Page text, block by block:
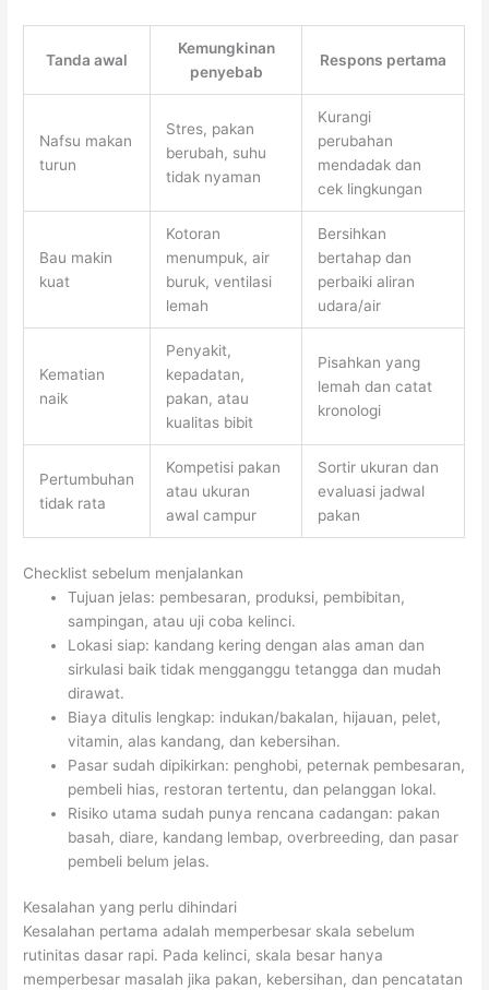
Tanda awal
Kemungkinan
penyebab
Respons pertama
Nafsu makan
turun
Stres, pakan
berubah, suhu
tidak nyaman
Kurangi
perubahan
mendadak dan
cek lingkungan
Bau makin
kuat
Kotoran
menumpuk, air
buruk, ventilasi
lemah
Bersihkan
bertahap dan
perbaiki aliran
udara/air
Kematian
naik
Penyakit,
kepadatan,
pakan, atau
kualitas bibit
Pisahkan yang
lemah dan catat
kronologi
Pertumbuhan
tidak rata
Kompetisi pakan
atau ukuran
awal campur
Sortir ukuran dan
evaluasi jadwal
pakan
Checklist sebelum menjalankan
Tujuan jelas: pembesaran, produksi, pembibitan,
sampingan, atau uji coba kelinci.
Lokasi siap: kandang kering dengan alas aman dan
sirkulasi baik tidak mengganggu tetangga dan mudah
dirawat.
Biaya ditulis lengkap: indukan/bakalan, hijauan, pelet,
vitamin, alas kandang, dan kebersihan.
Pasar sudah dipikirkan: penghobi, peternak pembesaran,
pembeli hias, restoran tertentu, dan pelanggan lokal.
Risiko utama sudah punya rencana cadangan: pakan
basah, diare, kandang lembap, overbreeding, dan pasar
pembeli belum jelas.
Kesalahan yang perlu dihindari
Kesalahan pertama adalah memperbesar skala sebelum
rutinitas dasar rapi. Pada kelinci, skala besar hanya
memperbesar masalah jika pakan, kebersihan, dan pencatatan